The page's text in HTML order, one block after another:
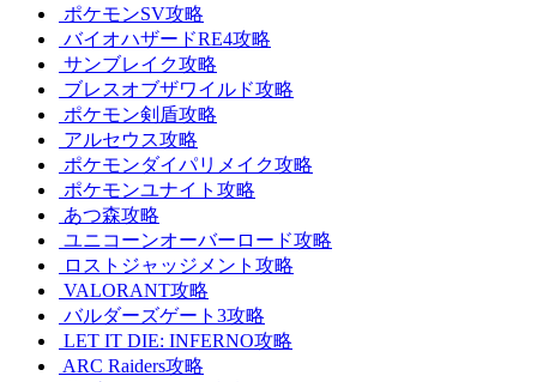
ポケモンSV攻略
バイオハザードRE4攻略
サンブレイク攻略
ブレスオブザワイルド攻略
ポケモン剣盾攻略
アルセウス攻略
ポケモンダイパリメイク攻略
ポケモンユナイト攻略
あつ森攻略
ユニコーンオーバーロード攻略
ロストジャッジメント攻略
VALORANT攻略
バルダーズゲート3攻略
LET IT DIE: INFERNO攻略
ARC Raiders攻略